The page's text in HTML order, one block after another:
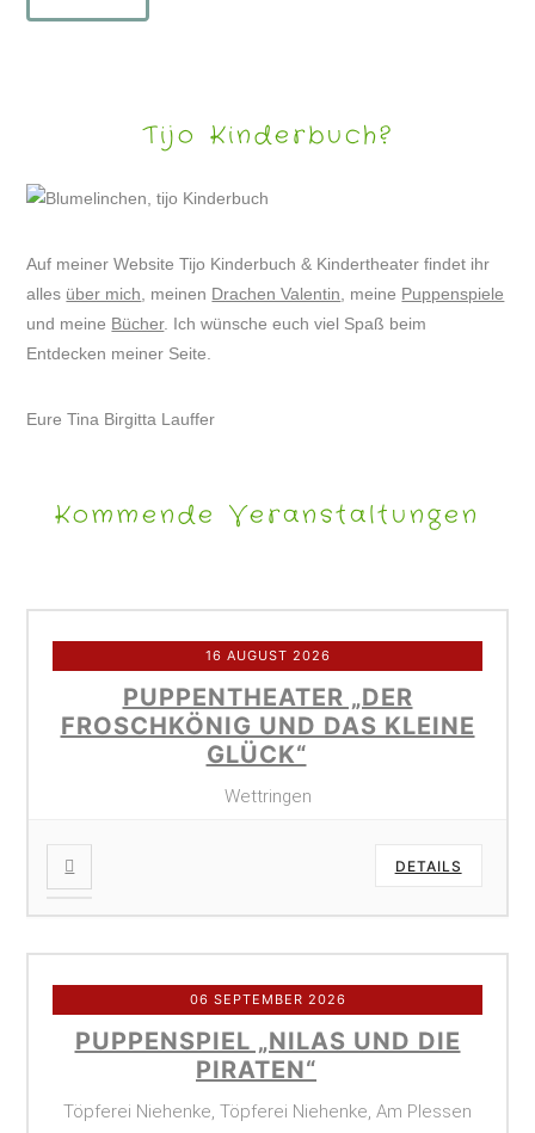
Tijo Kinderbuch?
Auf meiner Website Tijo Kinderbuch & Kindertheater findet ihr
alles über mich , meinen Drachen Valentin , meine Puppenspiele
und meine Bücher. Ich wünsche euch viel Spaß beim
Entdecken meiner Seite.
Eure Tina Birgitta Lauffer
Kommende Veranstaltungen
16 AUGUST 2026
PUPPENTHEATER „DER
FROSCHKÖNIG UND DAS KLEINE
GLÜCK“
Wettringen
DETAILS
06 SEPTEMBER 2026
PUPPENSPIEL „NILAS UND DIE
PIRATEN“
Töpferei Niehenke, Töpferei Niehenke, Am Plessen